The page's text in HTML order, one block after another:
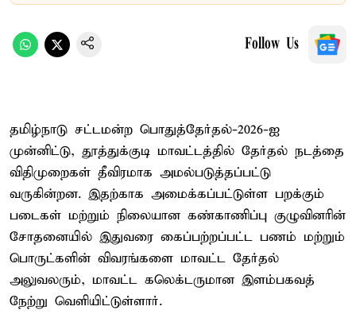
Follow Us
தமிழ்நாடு சட்டமன்ற பொதுத்தேர்தல்-2026-ஐ
முன்னிட்டு, தூத்துக்குடி மாவட்டத்தில் தேர்தல் நடத்தை
விதிமுறைகள் தீவிரமாக அமல்படுத்தப்பட்டு
வருகின்றன. இதற்காக அமைக்கப்பட்டுள்ள பறக்கும்
படைகள் மற்றும் நிலையான கண்காணிப்பு குழுவினரின்
சோதனையில் இதுவரை கைப்பற்றப்பட்ட பணம் மற்றும்
பொருட்களின் விவரங்களை மாவட்ட தேர்தல்
அலுவலரும், மாவட்ட கலெக்டருமான இளம்பகவத்
நேற்று வெளியிட்டுள்ளார்.